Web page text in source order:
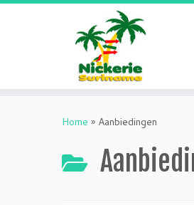
Home » Aanbiedingen